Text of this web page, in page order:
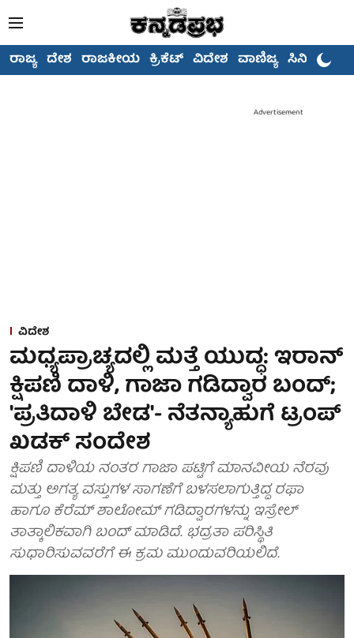
ರಾಜ್ಯ ದೇಶ ರಾಜಕೀಯ ಕ್ರಿಕೆಟ್ ವಿದೇಶ ವಾಣಿಜ್ಯ ಸಿನಿಮಾ
Advertisement
ವಿದೇಶ
ಮಧ್ಯಪ್ರಾಚ್ಯದಲ್ಲಿ ಮತ್ತೆ ಯುದ್ಧ: ಇರಾನ್
ಕ್ಷಿಪಣಿ ದಾಳಿ, ಗಾಜಾ ಗಡಿದ್ವಾರ ಬಂದ್;
'ಪ್ರತಿದಾಳಿ ಬೇಡ'- ನೆತನ್ಯಾಹುಗೆ ಟ್ರಂಪ್
ಖಡಕ್ ಸಂದೇಶ
ಕ್ಷಿಪಣಿ ದಾಳಿಯ ನಂತರ ಗಾಜಾ ಪಟ್ಟಿಗೆ ಮಾನವೀಯ ನೆರವು
ಮತ್ತು ಅಗತ್ಯ ವಸ್ತುಗಳ ಸಾಗಣೆಗೆ ಬಳಸಲಾಗುತ್ತಿದ್ದ ರಫಾ
ಹಾಗೂ ಕೆರೆಮ್ ಶಾಲೋಮ್ ಗಡಿದ್ವಾರಗಳನ್ನು ಇಸ್ರೇಲ್
ತಾತ್ಕಾಲಿಕವಾಗಿ ಬಂದ್ ಮಾಡಿದೆ. ಭದ್ರತಾ ಪರಿಸ್ಥಿತಿ
ಸುಧಾರಿಸುವವರೆಗೆ ಈ ಕ್ರಮ ಮುಂದುವರಿಯಲಿದೆ.